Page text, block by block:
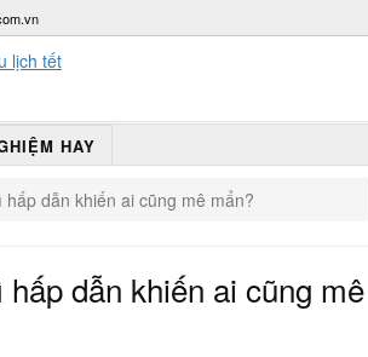
HAY
dẫn khiến ai cũng mê mẩn?
dẫn khiến ai cũng mê